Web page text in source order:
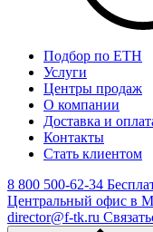
Подбор по ЕТН
Услуги
Центры продаж
О компании
Доставка и
Контакты
Стать клиентом
8 800 500-62-34
Центральный офис в
director@f-tk.ru